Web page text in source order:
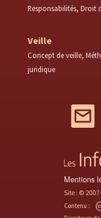
Responsabilités Droit
Veille
Concept de veille
juridique
Mentions
Site : ©
Contenu :